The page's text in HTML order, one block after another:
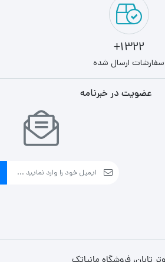
1322+
سفارشات ارسال شده
عضویت در خبرنامه